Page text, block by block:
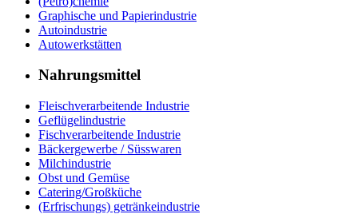
Graphische und Papierindustrie
Autoindustrie
Autowerkstätten
Nahrungsmittel
Fleischverarbeitende Industrie
Geflügelindustrie
Fischverarbeitende Industrie
Bäckergewerbe / Süsswaren
Milchindustrie
Obst und Gemüse
Catering/Großküche
(Erfrischungs) getränkeindustrie